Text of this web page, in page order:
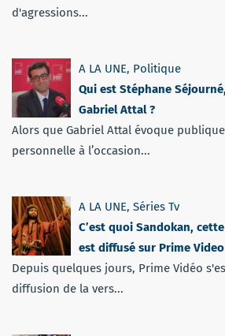
d'agressions...
A LA UNE, Politique
Qui est Stéphane
Gabriel Attal ?
Alors que Gabriel Attal évoque
personnelle à l’occasion...
A LA UNE, Séries Tv
C’est quoi Sandokan,
est diffusé sur Prime
Depuis quelques jours, Prime Vidéo
diffusion de la vers...